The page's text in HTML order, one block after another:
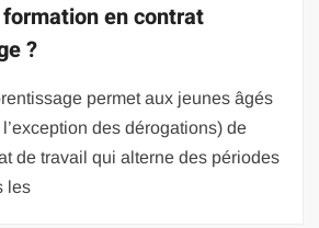
en contrat
?
permet aux jeunes âgés
des dérogations) de
de travail qui alterne des périodes
les